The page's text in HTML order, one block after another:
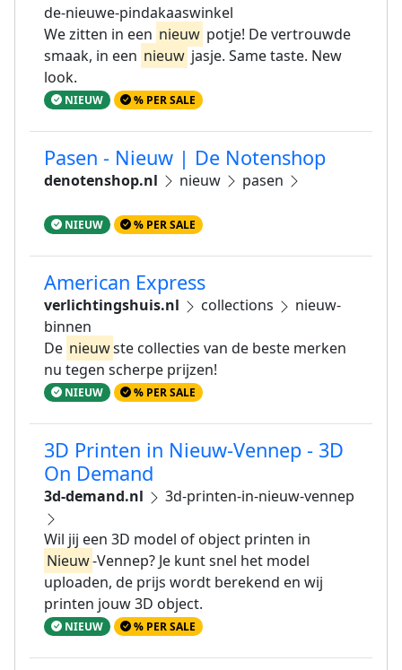
de-nieuwe-pindakaaswinkel
We zitten in een nieuw potje! De vertrouwde
smaak, in een nieuw jasje. Same taste. New
look.
NIEUW % PER SALE
Pasen - Nieuw | De Notenshop
denotenshop.nl nieuw pasen
NIEUW % PER SALE
American Express
verlichtingshuis.nl collections
nieuw-
binnen
De nieuwste collecties van de beste merken
nu tegen scherpe prijzen!
NIEUW % PER SALE
3D Printen in Nieuw-Vennep - 3D
On Demand
3d-demand.nl 3d-printen-in-nieuw-vennep
Wil jij een 3D model of object printen in
Nieuw-Vennep? Je kunt snel het model
uploaden, de prijs wordt berekend en wij
printen jouw 3D object.
NIEUW % PER SALE